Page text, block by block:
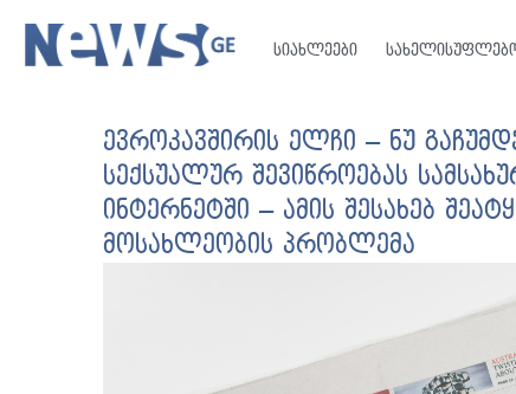
სიახლეები
ევროკავშირის ელჩი – ნუ
სექსუალურ შევიწროებას
ინტერნეტში – ამის შესახებ
მოსახლეობის პრობლემა